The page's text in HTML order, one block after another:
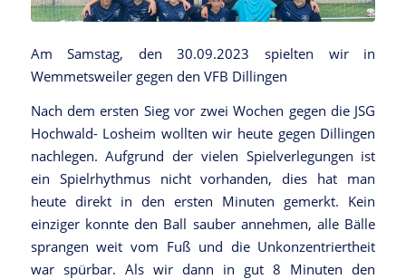
Am Samstag, den 30.09.2023 spielten wir in
Wemmetsweiler gegen den VFB Dillingen
Nach dem ersten Sieg vor zwei Wochen gegen die JSG
Hochwald- Losheim wollten wir heute gegen Dillingen
nachlegen. Aufgrund der vielen Spielverlegungen ist
ein Spielrhythmus nicht vorhanden, dies hat man
heute direkt in den ersten Minuten gemerkt. Kein
einziger konnte den Ball sauber annehmen, alle Bälle
sprangen weit vom Fuß und die Unkonzentriertheit
war spürbar. Als wir dann in gut 8 Minuten den